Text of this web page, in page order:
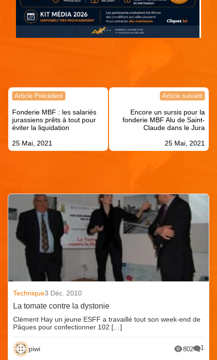
Navigation
l’article
Article Précédent
Fonderie MBF : les salariés
jurassiens prêts à tout pour
éviter la liquidation
25 Mai, 2021
Article suivant
Encore un sursis pour la
fonderie MBF Alu de Saint-
Claude dans le Jura
25 Mai, 2021
Technique3 Déc. 2010
La tomate contre la dystonie
Clément Hay un jeune ESFF a travaillé tout son week-end de
Pâques pour confectionner 102 […]
piwi 802 1